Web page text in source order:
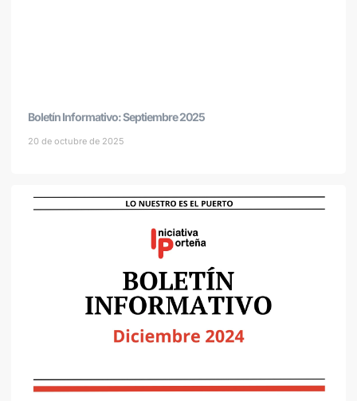
Boletín Informativo: Septiembre 2025
20 de octubre de 2025